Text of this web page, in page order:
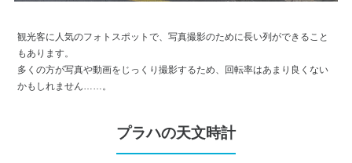
観光客に人気のフォトスポットで、写真撮影のために長い列ができること
もあります。
多くの方が写真や動画をじっくり撮影するため、回転率はあまり良くない
かもしれません……。
プラハの天文時計